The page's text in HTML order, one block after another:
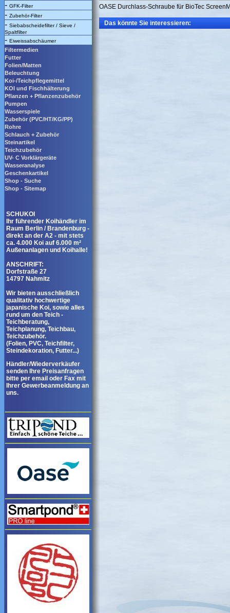
- GFK-Filter
- Zubehör-Filter
- Siebabscheidefilter / Sieve /
Spaltfilter
- Eiweissabschäumer
Filtermedien
Futter
Folien/Matten
Beleuchtung
Koi-/Teichpflegemittel
KOI und Fischhälterung
Pflanzen + Pflanzenzubehör
Pumpen
Wasserspiele
Zubehör (PVC/HT/KG/PP)
Rohre
Schlauch + Zubehör
Steinartikel
Teichzubehör
UV- C Vorklärgeräte
Wasseranalyse
Geschenkartikel
Shop - Suche
Shop - Sitemap
SCHUKOI
Ihr führender Koihändler im
Raum Berlin / Brandenburg -
direkt an der A2 - mit stets
ca. 4.000 Koi auf 6.000 m²
Außenanlagen und Koihalle!
ANSCHRIFT:
Dorfstraße 27
14797 Nahmitz
Wir bieten ausschließlich
qualitativ hochwertige
japanische Koi, sowie alles
rund um den Teich -
Teichberatung,
Teichplanung, Teichbau,
Teichzubehör.
(Folien, PVC, Teichfilter,
Steindekoration, Futter...)
Händler/Wiederverkäufer
senden Ihre Preisanfragen
bitte per email oder Fax mit
Ihrer Gewerbeanmeldung an
uns.
OASE Durchlass-Schraube für BioTec
Das könnte Sie interessieren: